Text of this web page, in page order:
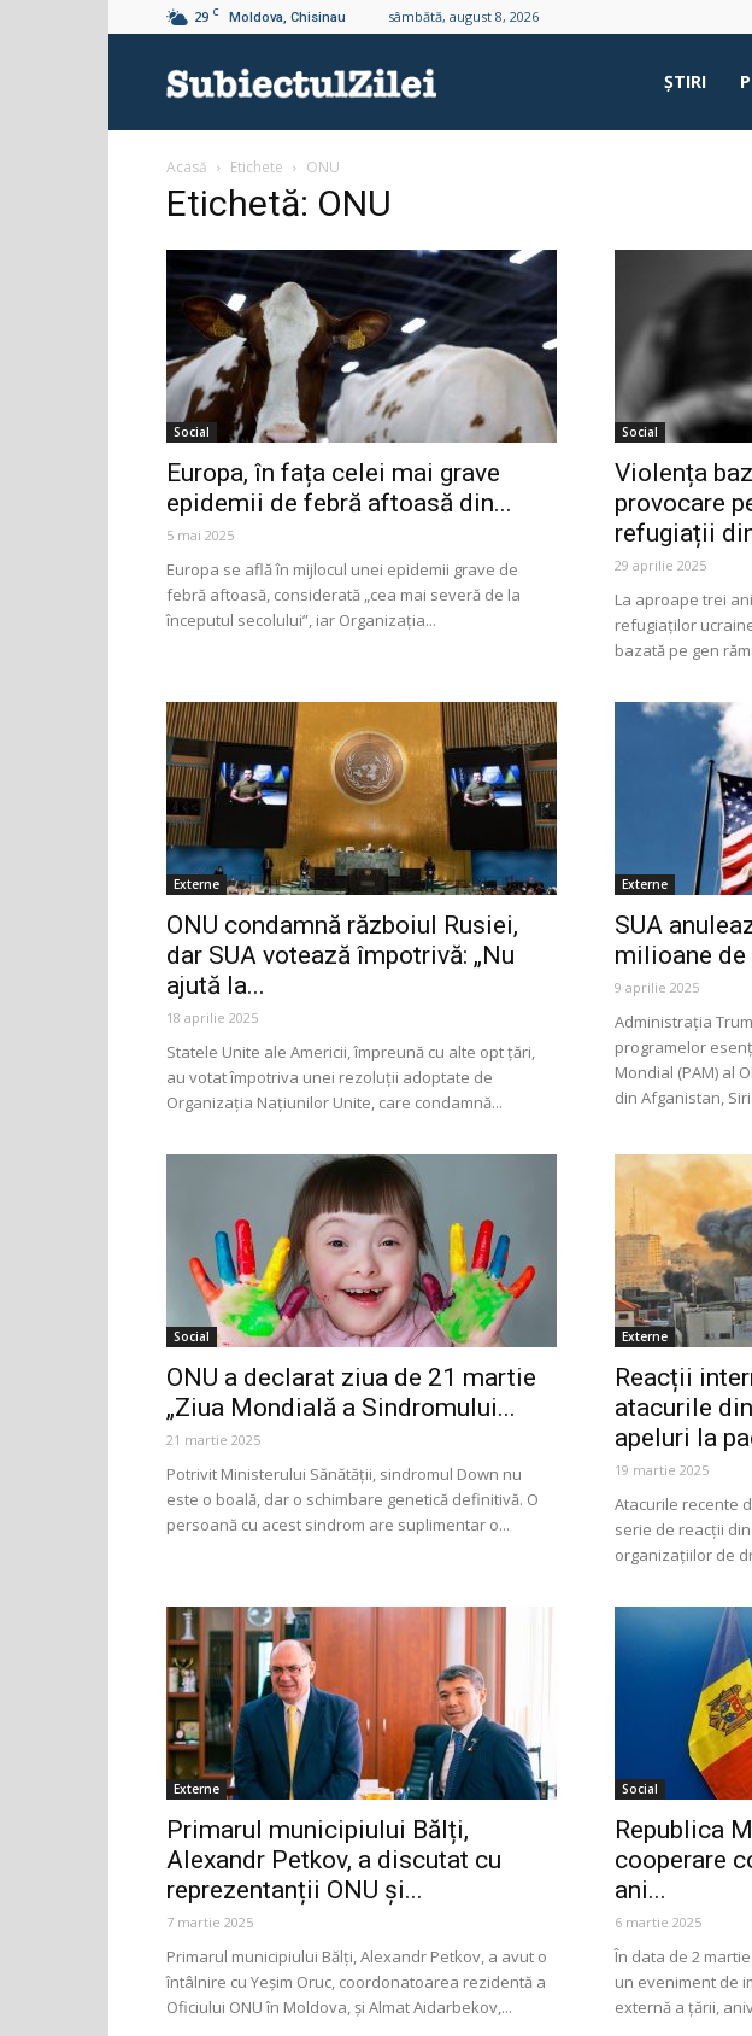
29 C Moldova, Chisinau sâmbătă, august 8, 2026
ŞTIRI
Acasă Etichete ONU
Etichetă: ONU
Social
Europa, în fața celei mai grave
epidemii de febră aftoasă din...
5 mai 2025
Europa se află în mijlocul unei epidemii grave de
febră aftoasă, considerată „cea mai severă de la
începutul secolului”, iar Organizația...
Social
Violența
provocare
refugiații
29 aprilie 2025
La aproape trei
refugiaților
bazată pe gen
Externe
ONU condamnă războiul Rusiei,
dar SUA votează împotrivă: „Nu
ajută la...
18 aprilie 2025
Statele Unite ale Americii, împreună cu alte opt țări,
au votat împotriva unei rezoluții adoptate de
Organizația Națiunilor Unite, care condamnă...
Externe
SUA
milioane
9 aprilie 2025
Administrația
programelor
Mondial (PAM) al
din Afganistan,
Social
ONU a declarat ziua de 21 martie
„Ziua Mondială a Sindromului...
21 martie 2025
Potrivit Ministerului Sănătății, sindromul Down nu
este o boală, dar o schimbare genetică definitivă. O
persoană cu acest sindrom are suplimentar o...
Externe
Reacții
atacurile
apeluri la
19 martie 2025
Atacurile recente
serie de reacții
organizațiilor de
Externe
Primarul municipiului Bălți,
Alexandr Petkov, a discutat cu
reprezentanții ONU și...
7 martie 2025
Primarul municipiului Bălți, Alexandr Petkov, a avut o
întâlnire cu Yeşim Oruc, coordonatoarea rezidentă a
Oficiului ONU în Moldova, și Almat Aidarbekov,...
Social
Republica
cooperare
ani...
6 martie 2025
În data de 2
un eveniment de
externă a țării,